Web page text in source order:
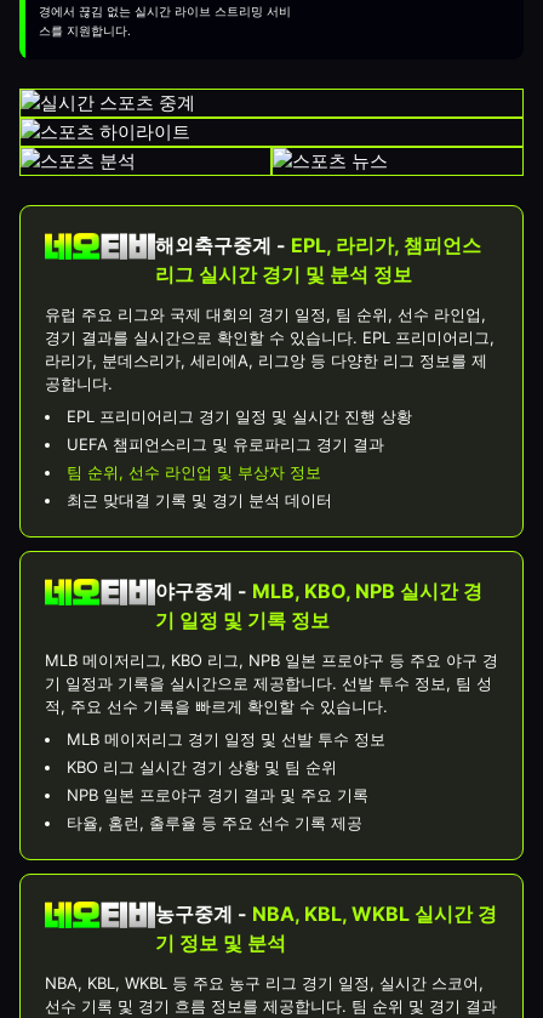
경에서 끊김 없는 실시간 라이브 스트리밍 서비
스를 지원합니다.
해외축구중계 - EPL, 라리가, 챔피언스
리그 실시간 경기 및 분석 정보
유럽 주요 리그와 국제 대회의 경기 일정, 팀 순위, 선수 라인업,
경기 결과를 실시간으로 확인할 수 있습니다. EPL 프리미어리그,
라리가, 분데스리가, 세리에A, 리그앙 등 다양한 리그 정보를 제
공합니다.
EPL 프리미어리그 경기 일정 및 실시간 진행 상황
UEFA 챔피언스리그 및 유로파리그 경기 결과
팀 순위, 선수 라인업 및 부상자 정보
최근 맞대결 기록 및 경기 분석 데이터
야구중계 - MLB, KBO, NPB 실시간 경
기 일정 및 기록 정보
MLB 메이저리그, KBO 리그, NPB 일본 프로야구 등 주요 야구 경
기 일정과 기록을 실시간으로 제공합니다. 선발 투수 정보, 팀 성
적, 주요 선수 기록을 빠르게 확인할 수 있습니다.
MLB 메이저리그 경기 일정 및 선발 투수 정보
KBO 리그 실시간 경기 상황 및 팀 순위
NPB 일본 프로야구 경기 결과 및 주요 기록
타율, 홈런, 출루율 등 주요 선수 기록 제공
농구중계 - NBA, KBL, WKBL 실시간 경
기 정보 및 분석
NBA, KBL, WKBL 등 주요 농구 리그 경기 일정, 실시간 스코어,
선수 기록 및 경기 흐름 정보를 제공합니다. 팀 순위 및 경기 결과